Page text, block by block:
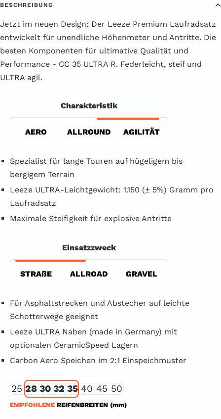
BESCHREIBUNG
Jetzt im neuen Design: Der Leeze Premium Laufradsatz
entwickelt für unendliche Höhenmeter und Antritte. Die
besten Komponenten für ultimative Qualität und
Performance - CC 35 ULTRA R. Federleicht, steif und
ULTRA agil.
Charakteristik
AERO ALLROUND AGILITÄT
Spezialist für lange Touren auf hügeligem bis
bergigem Terrain
Leeze ULTRA-Leichtgewicht: 1.150 (± 5%) Gramm pro
Laufradsatz
Maximale Steifigkeit für explosive Antritte
Einsatzzweck
STRAßE ALLROAD GRAVEL
Für Asphaltstrecken und Abstecher auf leichte
Schotterwege geeignet
Leeze ULTRA Naben (made in Germany) mit
optionalen CeramicSpeed Lagern
Carbon Aero Speichen im 2:1 Einspeichmuster
25 28 30 32 35 40 45 50
EMPFOHLENE REIFENBREITEN (mm)